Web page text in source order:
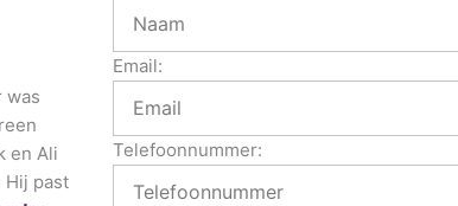
was
en Ali
Hij past
Email:
Telefoonnummer: